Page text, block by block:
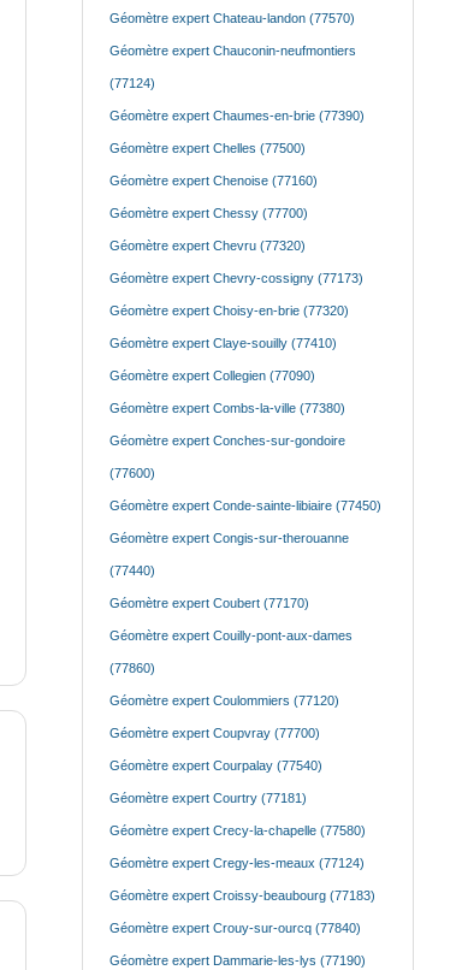
Géomètre expert Chateau-landon (77570)
Géomètre expert Chauconin-neufmontiers
(77124)
Géomètre expert Chaumes-en-brie (77390)
Géomètre expert Chelles (77500)
Géomètre expert Chenoise (77160)
Géomètre expert Chessy (77700)
Géomètre expert Chevru (77320)
Géomètre expert Chevry-cossigny (77173)
Géomètre expert Choisy-en-brie (77320)
Géomètre expert Claye-souilly (77410)
Géomètre expert Collegien (77090)
Géomètre expert Combs-la-ville (77380)
Géomètre expert Conches-sur-gondoire
(77600)
Géomètre expert Conde-sainte-libiaire (77450)
Géomètre expert Congis-sur-therouanne
(77440)
Géomètre expert Coubert (77170)
Géomètre expert Couilly-pont-aux-dames
(77860)
Géomètre expert Coulommiers (77120)
Géomètre expert Coupvray (77700)
Géomètre expert Courpalay (77540)
Géomètre expert Courtry (77181)
Géomètre expert Crecy-la-chapelle (77580)
Géomètre expert Cregy-les-meaux (77124)
Géomètre expert Croissy-beaubourg (77183)
Géomètre expert Crouy-sur-ourcq (77840)
Géomètre expert Dammarie-les-lys (77190)